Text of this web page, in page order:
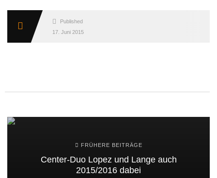
Published
17. Juni 2015
FRÜHERE BEITRÄGE
Center-Duo Lopez und Lange auch
2015/2016 dabei